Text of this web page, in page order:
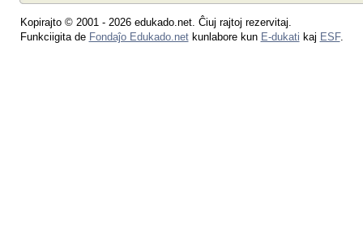
Kopirajto © 2001 - 2026 edukado.net. Ĉiuj rajtoj rezervitaj.
Funkciigita de Fondaĵo Edukado.netkunlabore kun E-dukati kaj ESF.